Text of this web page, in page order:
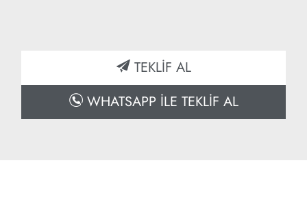
TEKLİF AL
WHATSAPP İLE TEKLİF AL